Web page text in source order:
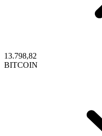
13.798,82
BITCOIN